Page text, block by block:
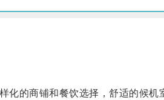
的商铺和餐饮选择，舒适的候机